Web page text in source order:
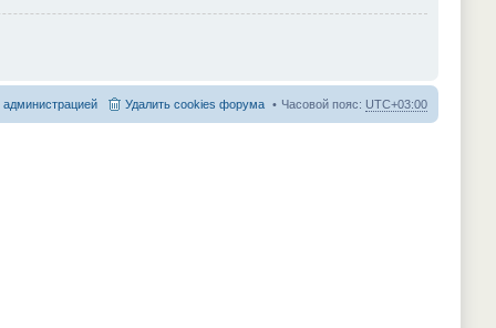
Часовой пояс: UTC+03:00
Удалить cookies форума
администрацией